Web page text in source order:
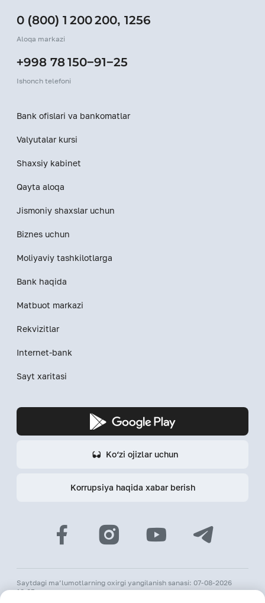
0 (800) 1 200 200, 1256
Aloqa markazi
+998 78 150−91−25
Ishonch telefoni
Bank ofislari va bankomatlar
Valyutalar kursi
Shaxsiy kabinet
Qayta aloqa
Jismoniy shaxslar uchun
Biznes uchun
Moliyaviy tashkilotlarga
Bank haqida
Matbuot markazi
Rekvizitlar
Internet-bank
Sayt xaritasi
Ko‘zi ojizlar uchun
Korrupsiya haqida xabar berish
Saytdagi ma’lumotlarning oxirgi yangilanish sanasi: 07-08-2026
18:05